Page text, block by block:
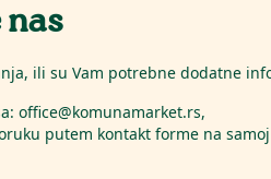
nas
ili su Vam potrebne dodatne
office@komunamarket.rs,
putem kontakt forme na